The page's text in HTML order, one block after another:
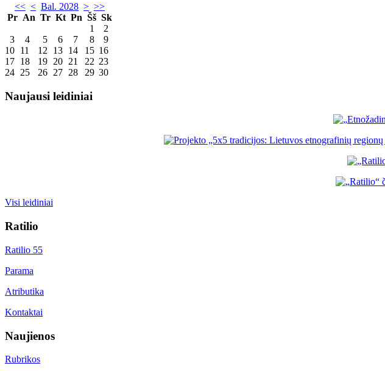
<< < Bal. 2028 > >>
Pr An Tr Kt Pn Šš Sk
1
2
3
4 5 6 7 8
9
10 11 12 13 14 15 16
17 18 19 20 21 22 23
24 25 26 27 28 29 30
Naujausi leidiniai
Visi leidiniai
Ratilio
Ratilio 55
Parama
Atributika
Kontaktai
Naujienos
Rubrikos